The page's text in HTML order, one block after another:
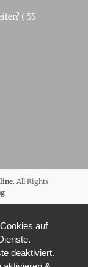
( 55
. All Rights
auf
deaktiviert.